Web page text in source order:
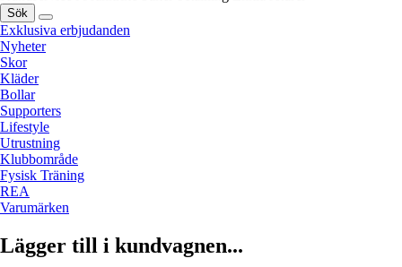
Sök
Exklusiva erbjudanden
Nyheter
Skor
Kläder
Bollar
Supporters
Lifestyle
Utrustning
Klubbområde
Fysisk Träning
REA
Varumärken
Lägger till i kundvagnen...